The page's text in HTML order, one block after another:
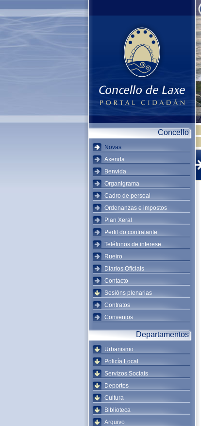
Concello
Novas
Axenda
Benvida
Organigrama
Cadro de persoal
Ordenanzas e impostos
Plan Xeral
Perfil do contratante
Teléfonos de interese
Rueiro
Diarios Oficiais
Contacto
Sesións plenarias
Contratos
Convenios
Departamentos
Urbanismo
Policía Local
Servizos Sociais
Deportes
Cultura
Biblioteca
Arquivo